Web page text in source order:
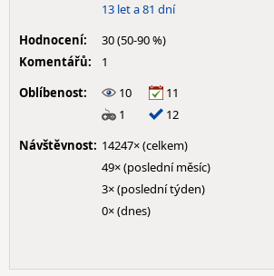
13 let a 81 dní
Hodnocení:
30 (50-90 %)
Komentářů:
1
Oblíbenost:
10
11
1
12
Návštěvnost: 14247× (celkem)
49× (poslední měsíc)
3× (poslední týden)
0× (dnes)